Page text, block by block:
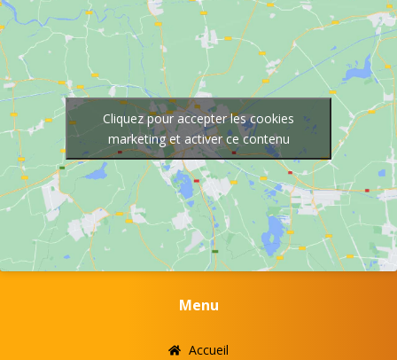
Cliquez pour accepter les cookies
marketing et activer ce contenu
Menu
Accueil